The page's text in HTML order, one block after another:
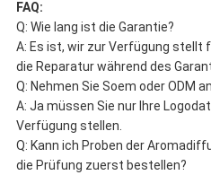
FAQ:
Q: Wie lang ist die Garantie?
A: Es ist, wir zur Verfügung stellt
die Reparatur während des
Q: Nehmen Sie Soem oder ODM
A: Ja müssen Sie nur Ihre
Verfügung stellen.
Q: Kann ich Proben der
die Prüfung zuerst bestellen?